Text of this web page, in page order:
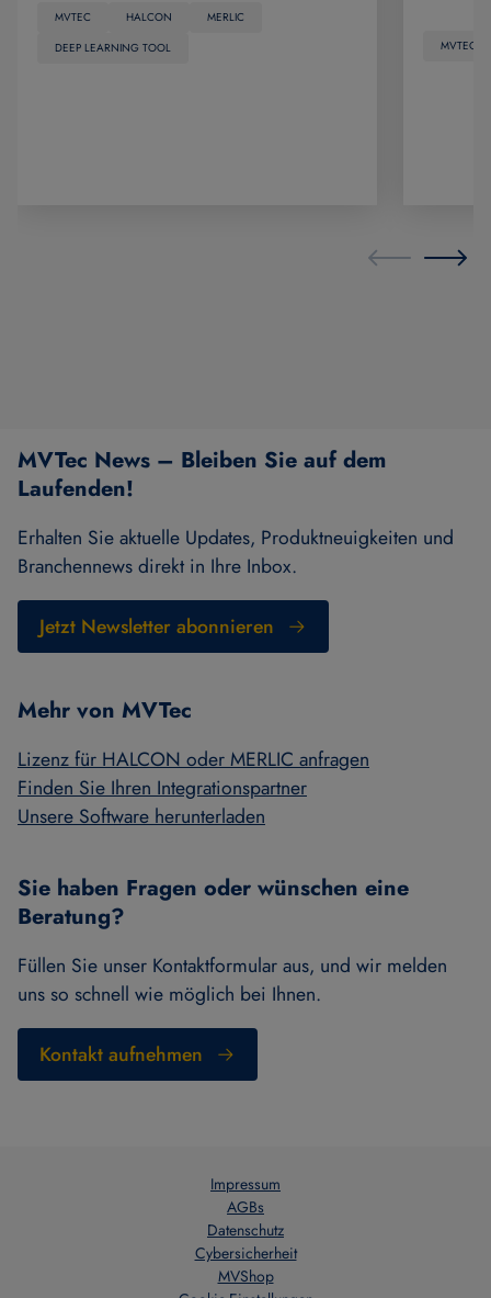
MVTEC HALCON
MERLIC
DEEP LEARNING TOOL
MVTEC
MVTec News – Bleiben Sie auf dem
Laufenden!
Erhalten Sie aktuelle Updates, Produktneuigkeiten und
Branchennews direkt in Ihre Inbox.
Jetzt Newsletter abonnieren
Mehr von MVTec
Lizenz für HALCON oder MERLIC anfragen
Finden Sie Ihren Integrationspartner
Unsere Software herunterladen
Sie haben Fragen oder wünschen eine
Beratung?
Füllen Sie unser Kontaktformular aus, und wir melden
uns so schnell wie möglich bei Ihnen.
Kontakt aufnehmen
Impressum
AGBs
Datenschutz
Cybersicherheit
MVShop